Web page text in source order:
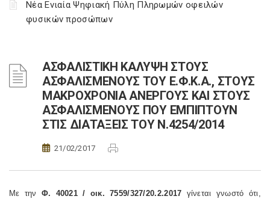
Νέα Ενιαία Ψηφιακή Πύλη Πληρωμών οφειλών
φυσικών προσώπων
ΑΣΦΑΛΙΣΤΙΚΗ ΚΑΛΥΨΗ ΣΤΟΥΣ
ΑΣΦΑΛΙΣΜΕΝΟΥΣ ΤΟΥ Ε.Φ.Κ.Α., ΣΤΟΥΣ
ΜΑΚΡΟΧΡΟΝΙΑ ΑΝΕΡΓΟΥΣ ΚΑΙ ΣΤΟΥΣ
ΑΣΦΑΛΙΣΜΕΝΟΥΣ ΠΟΥ ΕΜΠΙΠΤΟΥΝ
ΣΤΙΣ ΔΙΑΤΑΞΕΙΣ ΤΟΥ Ν.4254/2014
21/02/2017
Με την Φ. 40021 / οικ. 7559/327/20.2.2017 γίνεται γνωστό ότι,